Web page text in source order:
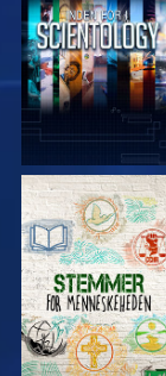
UDFORSK SERIEN